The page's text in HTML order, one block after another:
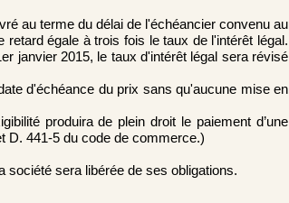
au terme du délai de l'échéancier convenu au
égale à trois fois le taux de l'intérêt légal.
janvier 2015, le taux d'intérêt légal sera révisé
d'échéance du prix sans qu'aucune mise en
produira de plein droit le paiement d’une
D. 441-5 du code de commerce.)
société sera libérée de ses obligations.